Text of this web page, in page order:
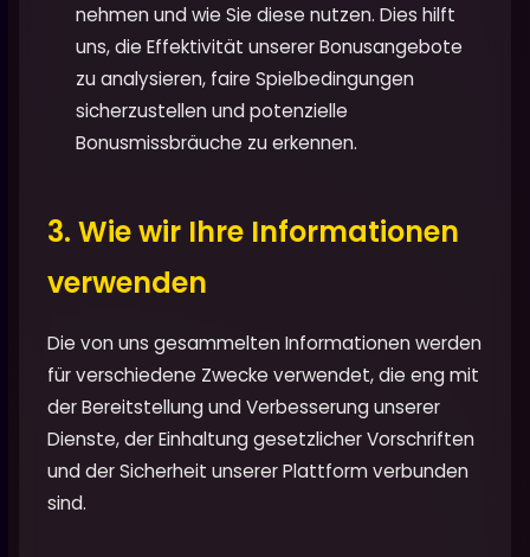
nehmen und wie Sie diese nutzen. Dies hilft
uns, die Effektivität unserer Bonusangebote
zu analysieren, faire Spielbedingungen
sicherzustellen und potenzielle
Bonusmissbräuche zu erkennen.
3. Wie wir Ihre Informationen
verwenden
Die von uns gesammelten Informationen werden
für verschiedene Zwecke verwendet, die eng mit
der Bereitstellung und Verbesserung unserer
Dienste, der Einhaltung gesetzlicher Vorschriften
und der Sicherheit unserer Plattform verbunden
sind.